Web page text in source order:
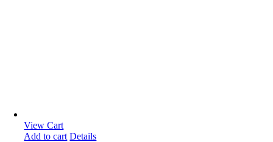
View Cart
Add to cart Details